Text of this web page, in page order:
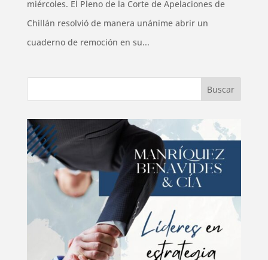
miércoles. El Pleno de la Corte de Apelaciones de
Chillán resolvió de manera unánime abrir un
cuaderno de remoción en su...